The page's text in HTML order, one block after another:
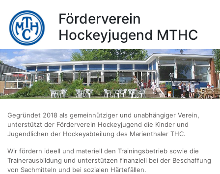
Förderverein
Hockeyjugend MTHC
Gegründet 2018 als gemeinnütziger und unabhängiger Verein,
unterstützt der Förderverein Hockeyjugend die Kinder und
Jugendlichen der Hockeyabteilung des Marienthaler THC.
Wir fördern ideell und materiell den Trainingsbetrieb sowie die
Trainerausbildung und unterstützen finanziell bei der Beschaffung
von Sachmitteln und bei sozialen Härtefällen.